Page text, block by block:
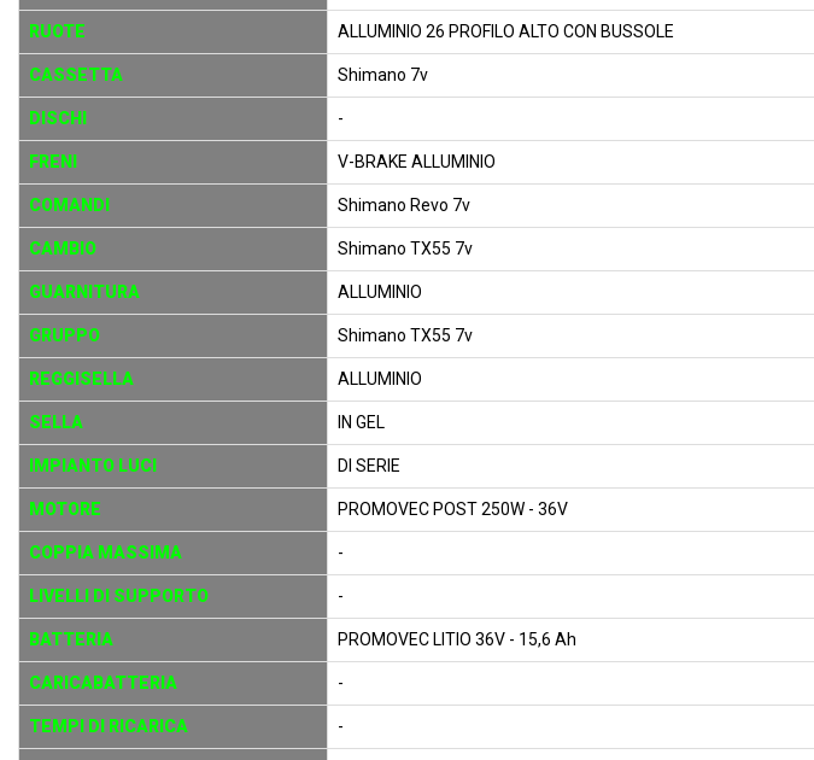
RUOTE ALLUMINIO 26 PROFILO ALTO CON BUSSOLE
CASSETTA Shimano 7v
DISCHI -
FRENI V-BRAKE ALLUMINIO
COMANDI Shimano Revo 7v
CAMBIO Shimano TX55 7v
GUARNITURA ALLUMINIO
GRUPPO Shimano TX55 7v
REGGISELLA ALLUMINIO
SELLA IN GEL
IMPIANTO LUCI DI SERIE
MOTORE PROMOVEC POST 250W - 36V
COPPIA MASSIMA -
LIVELLI DI SUPPORTO -
BATTERIA PROMOVEC LITIO 36V - 15,6 Ah
CARICABATTERIA -
TEMPI DI RICARICA -